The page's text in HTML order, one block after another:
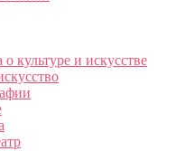
культуре и искусстве